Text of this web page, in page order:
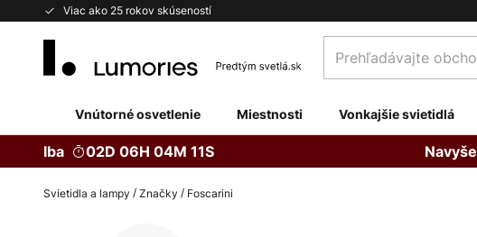
Viac ako 25 rokov skúseností
Skip
Prehľadávajte
obchod
Vnútorné osvetlenie Miestnosti Vonkajšie svietidlá
Iba 02D 06H 04M 09S Navyše
Svietidla a lampy Značky Foscarini